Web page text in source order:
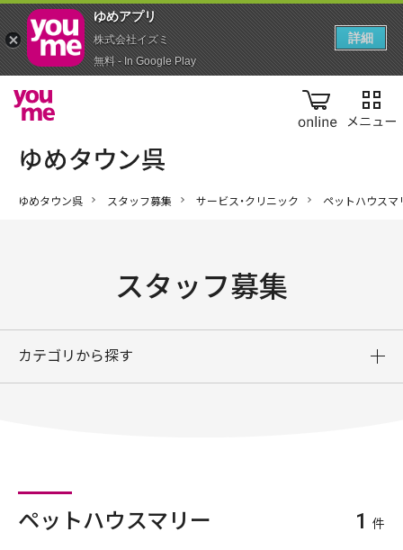
online
ゆめタウン呉 スタッフ募集 サービス・クリニック ペットハウスマ
スタッフ募集
カテゴリから探す
ペットハウスマリー 1 件
ゆめアプ‪リ‬
株式会社イズミ
無料 - In Google Play
詳細